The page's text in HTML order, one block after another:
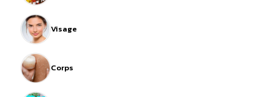
Visage
Corps